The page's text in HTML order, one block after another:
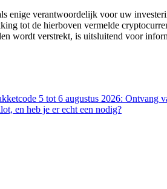
verantwoordelijk voor uw
tot de hierboven vermelde
wordt verstrekt, is uitsluitend voor
5 tot 6 augustus 2026: Ontvang
en heb je er echt een nodig?